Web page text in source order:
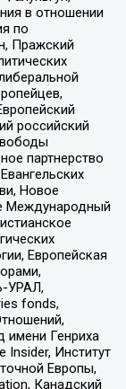
в отношении
по
Пражский
российский
партнерство
Новое
Международный
Европейская
УРАЛ,
fonds,
Генриха
Insider, Институт
Европы,
Канадский